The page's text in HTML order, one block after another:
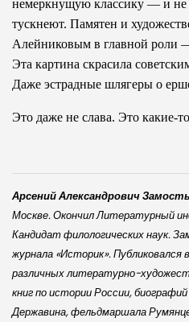
немеркнущую классику — и не
тускнеют. Памятен и
Алейниковым в главной роли
Эта картина скрасила
Даже эстрадные шлягеры о
Это даже не слава. Это какие-
Арсений Александрович
Москве. Окончил Литературный
Кандидат филологических наук.
журнала «Историк».
различных литературно-
книг по истории России,
Державина, фельдмаршала